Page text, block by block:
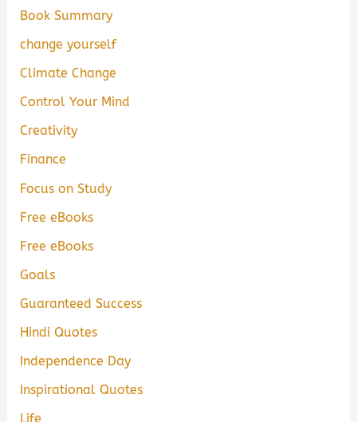
Book Summary
change yourself
Climate Change
Control Your Mind
Creativity
Finance
Focus on Study
Free eBooks
Free eBooks
Goals
Guaranteed Success
Hindi Quotes
Independence Day
Inspirational Quotes
Life